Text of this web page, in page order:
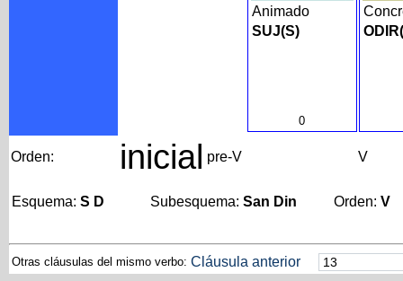
Animado
SUJ(S)
0
Orden: inicial pre-V V
Esquema: S D Subesquema: San Din Orden: V
Otras cláusulas del mismo verbo: Cláusula anterior